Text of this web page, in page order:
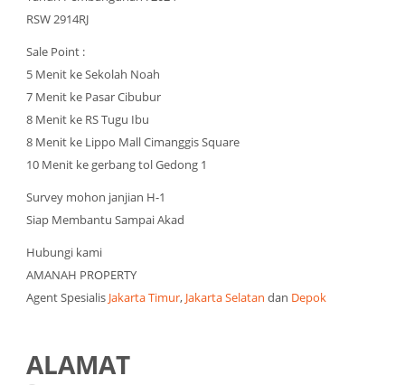
RSW 2914RJ
Sale Point :
5 Menit ke Sekolah Noah
7 Menit ke Pasar Cibubur
8 Menit ke RS Tugu Ibu
8 Menit ke Lippo Mall Cimanggis Square
10 Menit ke gerbang tol Gedong 1
Survey mohon janjian H-1
Siap Membantu Sampai Akad
Hubungi kami
AMANAH PROPERTY
Agent Spesialis Jakarta Timur, Jakarta Selatan dan Depok
ALAMAT